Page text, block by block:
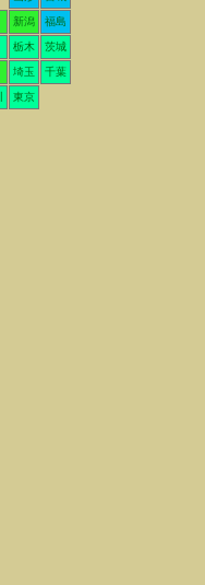
新潟 福島
栃木 茨城
埼玉 千葉
東京